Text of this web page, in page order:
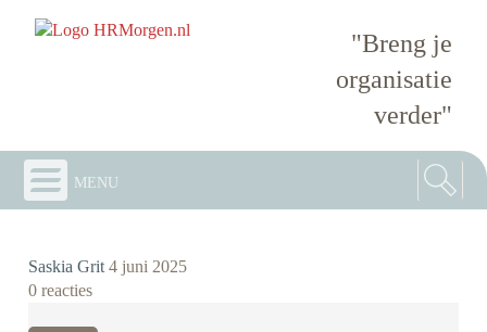
"Breng je
organisatie
verder"
menu
Saskia Grit 4 juni 2025
0 reacties